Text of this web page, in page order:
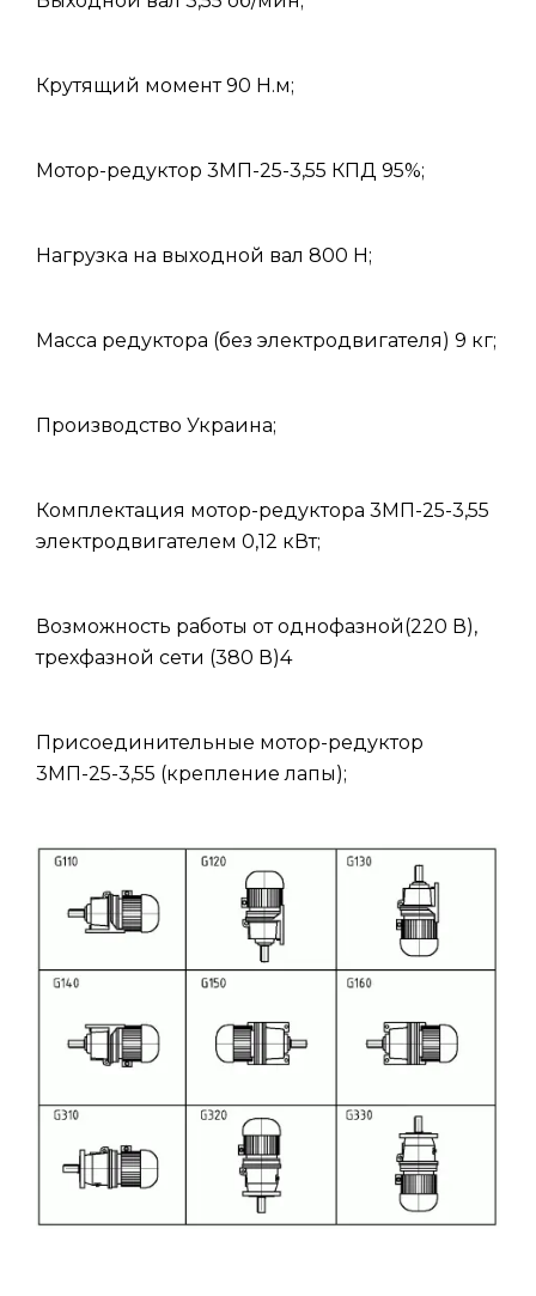
Крутящий момент 90 Н.м;
Мотор-редуктор 3МП-25-3,55 КПД 95%;
Нагрузка на выходной вал 800 Н;
Масса редуктора (без электродвигателя) 9 кг;
Производство Украина;
Комплектация мотор-редуктора 3МП-25-3,55
электродвигателем 0,12 кВт;
Возможность работы от однофазной(220 В),
трехфазной сети (380 В)4
Присоединительные мотор-редуктор
3МП-25-3,55 (крепление лапы);